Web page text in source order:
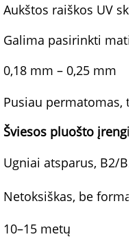
Aukštos raiškos UV
Galima pasirinkti
0,18 mm – 0,25 mm
Pusiau permatomas,
Šviesos pluošto
Ugniai atsparus, B2/
Netoksiškas, be
10–15 metų